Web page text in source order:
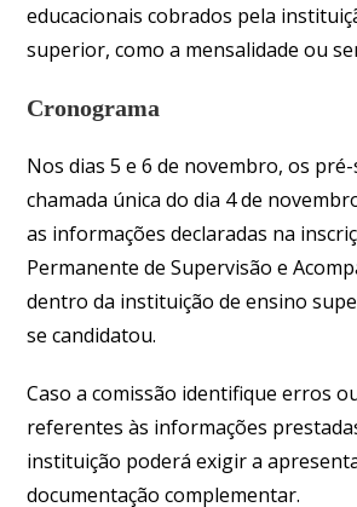
educacionais cobrados pela
superior, como a mensalidade ou
Cronograma
Nos dias 5 e 6 de novembro, os
chamada única do dia 4 de
as informações declaradas na
Permanente de Supervisão e
dentro da instituição de ensino
se candidatou.
Caso a comissão identifique erros
referentes às informações
instituição poderá exigir a
documentação complementar.